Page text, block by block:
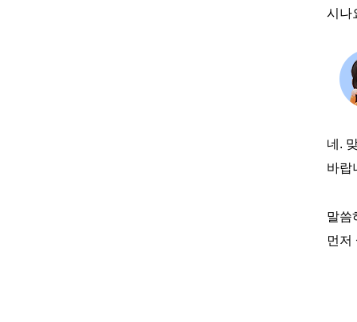
시나
네.
바랍
말씀
먼저